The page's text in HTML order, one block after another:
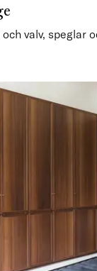
valv, speglar